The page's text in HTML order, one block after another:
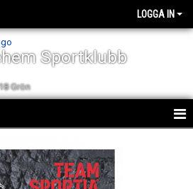
LOGGA IN
Sportklubb
Grön